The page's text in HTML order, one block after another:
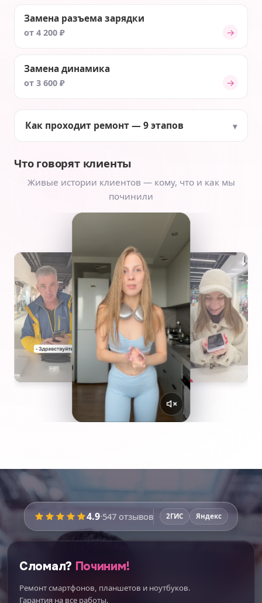
Замена разъема зарядки
от 4 200 ₽ →
Замена динамика
от 3 600 ₽ →
Как проходит ремонт — 9 этапов
Что говорят клиенты
Живые истории клиентов — кому, что и как мы
починили
4.9·547 отзывов 2ГИС Яндекс
Сломал? Починим!
Ремонт смартфонов, планшетов и ноутбуков.
Гарантия на все работы.